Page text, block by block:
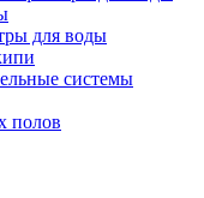
для воды
системы
полов